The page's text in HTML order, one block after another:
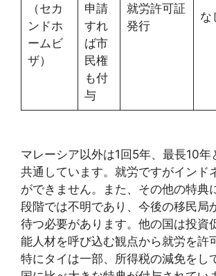
（セカ
ンドホ
ームビ
ザ）
申請
すれ
ば市
民権
も付
与
就労許可証
発行
な
マレーシア以外は1回5年、最長10年
共通しています。就労ですがインド
ができません。また、その他の特典
段階では不明であり、今後の移民局
待つ必要があります。他の国は投資
能人材を呼び込む観点から就労を許
特にタイは一部、所得税の減免をし